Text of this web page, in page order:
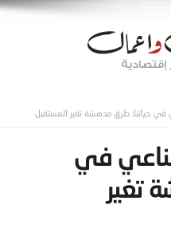
في حياتنا: طرق مدهشة تغير المستقبل
في
تغير